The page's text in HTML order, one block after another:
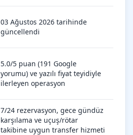
03 Ağustos 2026 tarihinde
güncellendi
5.0/5 puan (191 Google
yorumu) ve yazılı fiyat teyidiyle
ilerleyen operasyon
7/24 rezervasyon, gece gündüz
karşılama ve uçuş/rötar
takibine uygun transfer hizmeti